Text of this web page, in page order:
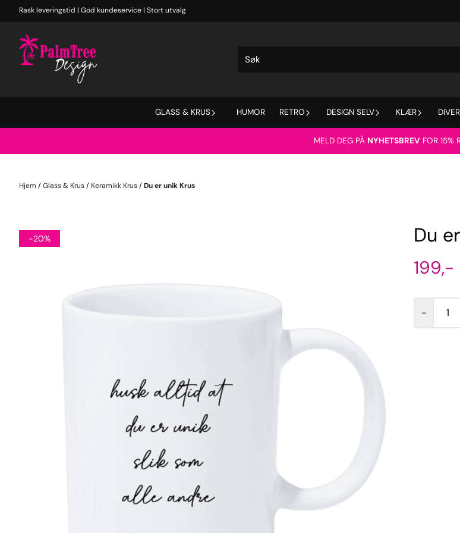
Hopp til innhold
Rask leveringstid | God kundeservice | Stort utvalg
GLASS & KRUS HUMOR RETRO DESIGN SELV KLÆR
MELD DEG PÅ NYHETSBREV FOR 15%
Hjem /Glass & Krus/ Keramikk Krus/Du er unik Krus
-20% Du
199,-
-